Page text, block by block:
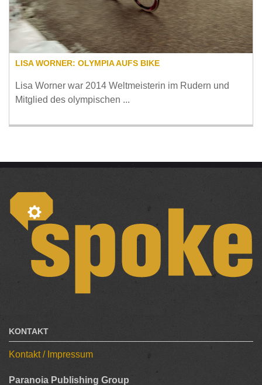
LISA WORNER: OLYMPIA AUFS BIKE
Lisa Worner war 2014 Weltmeisterin im Rudern und
Mitglied des olympischen ...
KONTAKT
Kontakt / Impressum
Paranoia Publishing Group